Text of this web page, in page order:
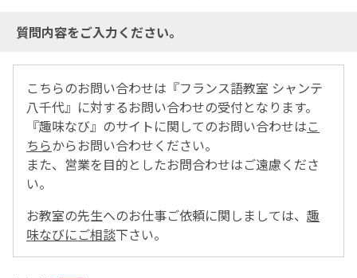
質問内容をご入力ください。
こちらのお問い合わせは『フランス語教室 シャンテ
八千代』に対するお問い合わせの受付となります。
『趣味なび』のサイトに関してのお問い合わせはこ
ちらからお問い合わせください。
また、営業を目的としたお問合わせはご遠慮くださ
い。
お教室の先生へのお仕事ご依頼に関しましては、 趣
味なびにご相談下さい。